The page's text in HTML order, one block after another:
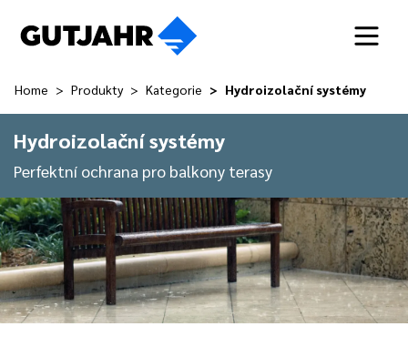
Home Produkty Kategorie Hydroizolační systémy
Hydroizolační systémy
Perfektní ochrana pro balkony terasy